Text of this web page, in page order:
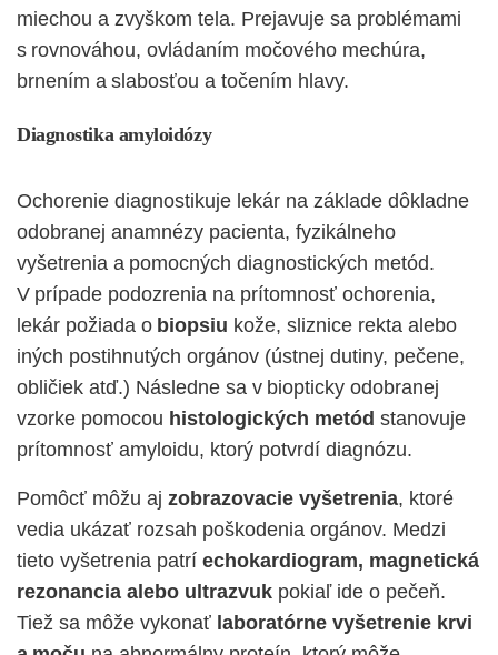
miechou a zvyškom tela. Prejavuje sa problémami
s rovnováhou, ovládaním močového mechúra,
brnením a slabosťou a točením hlavy.
Diagnostika amyloidózy
Ochorenie diagnostikuje lekár na základe dôkladne
odobranej anamnézy pacienta, fyzikálneho
vyšetrenia a pomocných diagnostických metód.
V prípade podozrenia na prítomnosť ochorenia,
lekár požiada o biopsiu kože, sliznice rekta alebo
iných postihnutých orgánov (ústnej dutiny, pečene,
obličiek atď.) Následne sa v biopticky odobranej
vzorke pomocou histologických metód stanovuje
prítomnosť amyloidu, ktorý potvrdí diagnózu.
Pomôcť môžu aj zobrazovacie vyšetrenia, ktoré
vedia ukázať rozsah poškodenia orgánov. Medzi
tieto vyšetrenia patrí echokardiogram, magnetická
rezonancia alebo ultrazvuk pokiaľ ide o pečeň.
Tiež sa môže vykonať laboratórne vyšetrenie krvi